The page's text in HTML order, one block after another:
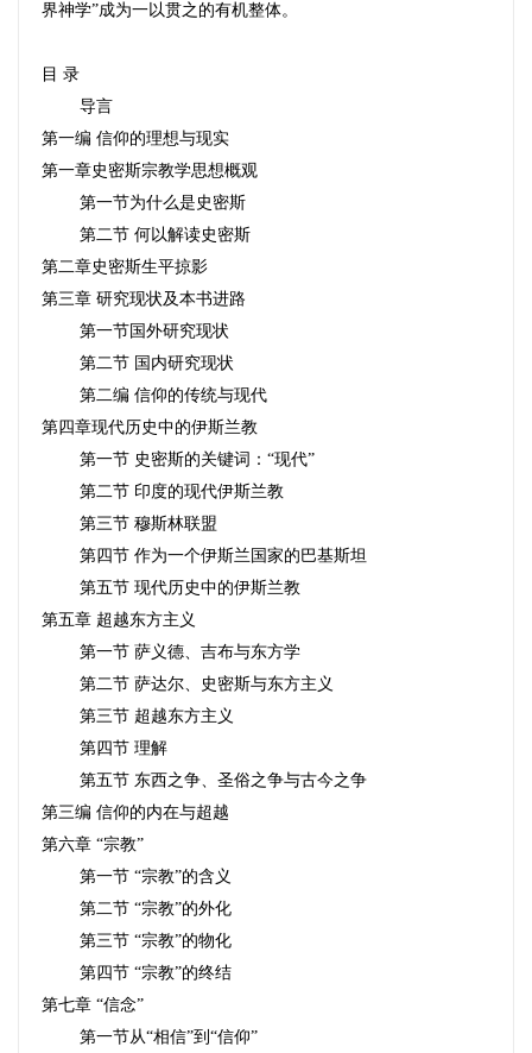
界神学”成为一以贯之的有机整体。
目 录
导言
第一编 信仰的理想与现实
第一章史密斯宗教学思想概观
第一节为什么是史密斯
第二节 何以解读史密斯
第二章史密斯生平掠影
第三章 研究现状及本书进路
第一节国外研究现状
第二节 国内研究现状
第二编 信仰的传统与现代
第四章现代历史中的伊斯兰教
第一节 史密斯的关键词：“现代”
第二节 印度的现代伊斯兰教
第三节 穆斯林联盟
第四节 作为一个伊斯兰国家的巴基斯坦
第五节 现代历史中的伊斯兰教
第五章 超越东方主义
第一节 萨义德、吉布与东方学
第二节 萨达尔、史密斯与东方主义
第三节 超越东方主义
第四节 理解
第五节 东西之争、圣俗之争与古今之争
第三编 信仰的内在与超越
第六章 “宗教”
第一节 “宗教”的含义
第二节 “宗教”的外化
第三节 “宗教”的物化
第四节 “宗教”的终结
第七章 “信念”
第一节从“相信”到“信仰”